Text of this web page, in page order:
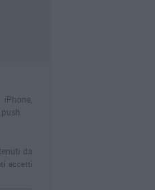
da
accetti